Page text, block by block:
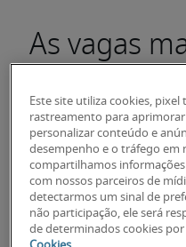
As vagas
Analista
Financeira
Analista de
Este site utiliza cookies,
rastreamento para
personalizar conteúdo e
desempenho e o tráfego em
compartilhamos
com nossos parceiros de
detectarmos um sinal de
não participação, ele será
de determinados cookies